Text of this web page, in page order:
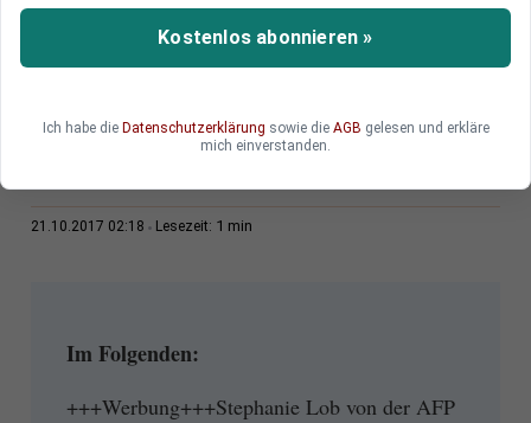
Frankreich hat die Vermögenssteuer
21.10.2017 02:18 Lesezeit: 1 min
Im Folgenden:
+++Werbung+++Stephanie Lob von der AFP
Kostenlos abonnieren »
Ich habe die Datenschutzerklärung sowie die AGB gelesen und erkläre
mich einverstanden.